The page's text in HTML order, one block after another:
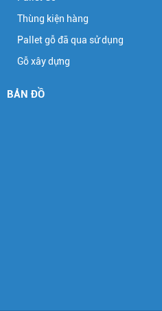
Thùng kiện hàng
Pallet gỗ đã qua sử dụng
Gỗ xây dựng
BẢN ĐỒ